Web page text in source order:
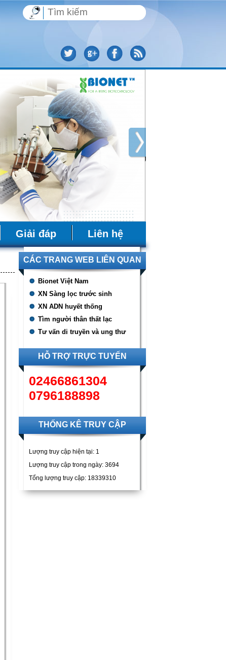
Giải đáp Liên hệ
CÁC TRANG WEB LIÊN QUAN
Bionet Việt Nam
XN Sàng lọc trước sinh
XN ADN huyết thống
Tìm người thân thất lạc
Tư vấn di truyền và ung thư
HỖ TRỢ TRỰC TUYẾN
02466861304
0796188898
THỐNG KÊ TRUY CẬP
Lượng truy cập hiện tại: 1
Lượng truy cập trong ngày: 3694
Tổng lượng truy cập: 18339310